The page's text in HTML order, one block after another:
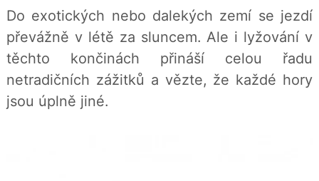
l
e
t
j
t
e
n
a
a
j
e
a
í
Do exotických nebo dalekých zemí se jezdí
převážně v létě za sluncem. Ale i lyžování v
těchto končinách přináší celou řadu
netradičních zážitků a vězte, že každé hory
jsou úplně jiné.